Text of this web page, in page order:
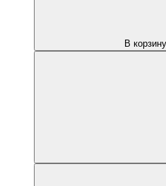
В корзину